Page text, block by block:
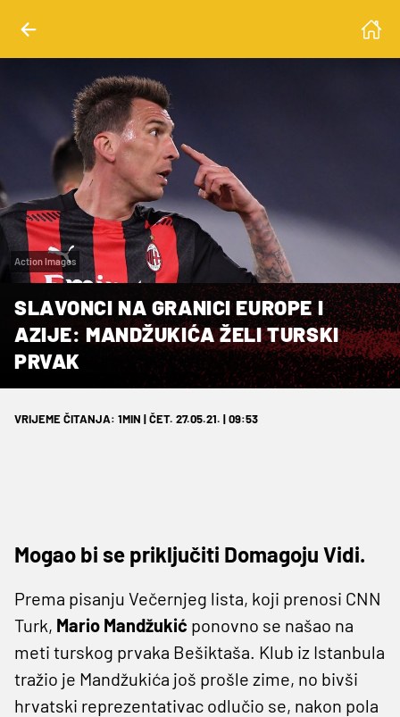
Action Images
SLAVONCI NA GRANICI EUROPE I
AZIJE: MANDŽUKIĆA ŽELI TURSKI
PRVAK
VRIJEME ČITANJA: 1MIN | ČET. 27.05.21. | 09:53
Mogao bi se priključiti Domagoju Vidi.
Prema pisanju Večernjeg lista, koji prenosi CNN
Turk, Mario Mandžukić ponovno se našao na
meti turskog prvaka Bešiktaša. Klub iz Istanbula
tražio je Mandžukića još prošle zime, no bivši
hrvatski reprezentativac odlučio se, nakon pola